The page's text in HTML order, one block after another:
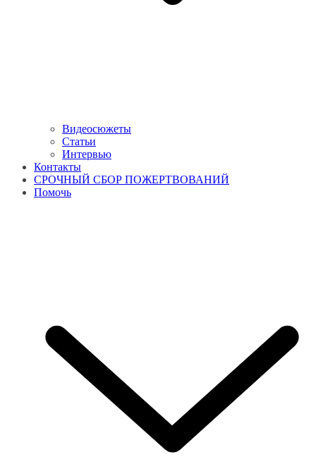
Видеосюжеты
Статьи
Интервью
Контакты
СРОЧНЫЙ СБОР ПОЖЕРТВОВАНИЙ
Помочь